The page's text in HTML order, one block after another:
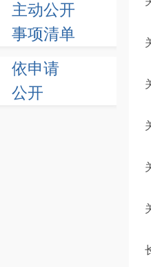
主动公开
事项清单
依申请
公开